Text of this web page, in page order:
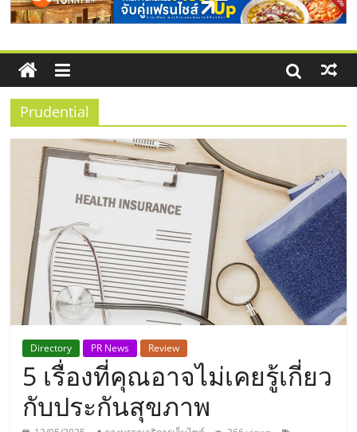
โจทย์ธุรกิจ
ข้อมูล
ธุรกิจ
SME
แห่ง
ประเทศไทย,
ThaiSMEsCenter,
รวม
ธุรกิจ
เอ
Prudential
Directory PR News Review
5 เรื่องที่คุณอาจไม่เคยรู้เกี่ยว
กับประกันสุขภาพ